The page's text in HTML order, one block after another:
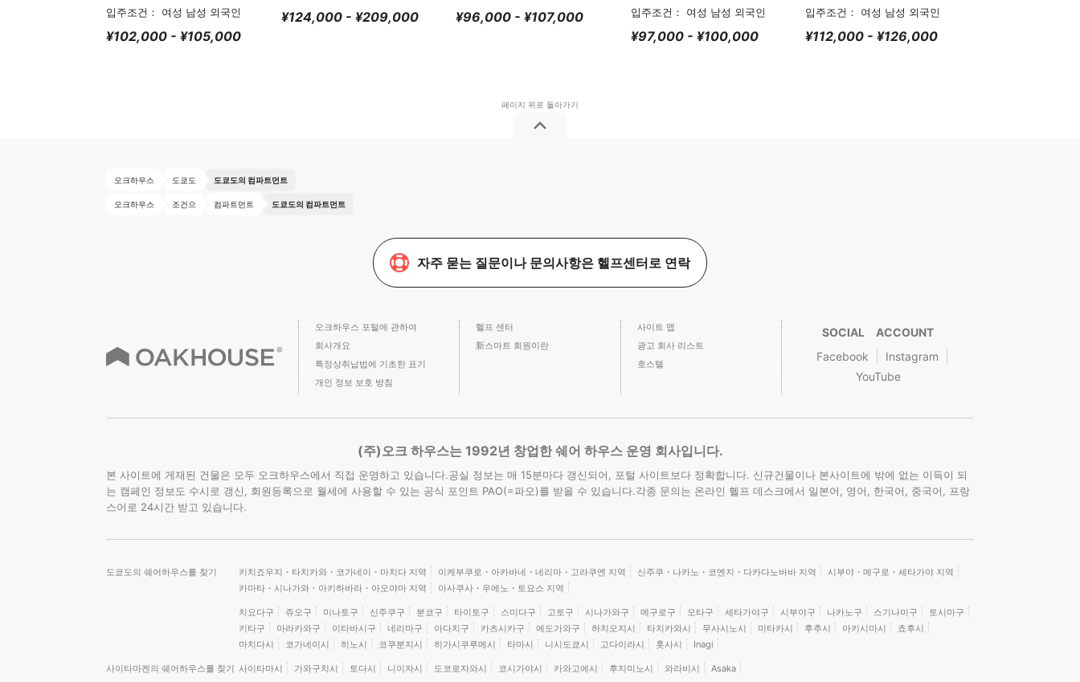
입주조건： 여성 남성 외국인
¥102,000 - ¥105,000
¥124,000 - ¥209,000 ¥96,000 - ¥107,000 입주조건： 여성 남성 외국인
¥97,000 - ¥100,000
입주조건： 여성 남성 외국인
¥112,000 - ¥126,000
오크하우스 도쿄도 도쿄도의 컴파트먼트
오크하우스 조건으 컴파트먼트 도쿄도의 컴파트먼트
자주 묻는 질문이나 문의사항은 헬프센터로 연락
오크하우스 포털에 관하여
회사개요
특정상취납법에 기초한 표기
개인 정보 보호 방침
헬프 센터
新스마트 회원이란
사이트 맵
광고 회사 리스트
호스텔
SOCIAL ACCOUNT
Facebook
Instagram
YouTube
(주)오크 하우스는 1992년 창업한 쉐어 하우스 운영 회사입니다.
본 사이트에 게재된 건물은 모두 오크하우스에서 직접 운영하고 있습니다.공실 정보는 매 15분마다 갱신되어, 포털 사이트보다 정확합니다. 신규건물이나 본사이트에 밖에 없는 이득이 되
는 캠페인 정보도 수시로 갱신, 회원등록으로 월세에 사용할 수 있는 공식 포인트 PAO(=파오)를 받을 수 있습니다.각종 문의는 온라인 헬프 데스크에서 일본어, 영어, 한국어, 중국어, 프랑
스어로 24시간 받고 있습니다.
도쿄도의 쉐어하우스를 찾기 키치죠우지・타치카와・코가네이・마치다 지역 이케부쿠로・아카바네・네리마・고라쿠엔 지역 신주쿠・나카노・코엔지・다카다노바바 지역
시부야・메구로・세타가야 지역
카마타・시나가와・아키하바라・아오야마 지역
아사쿠사・우에노・토요스 지역
치요다구 쥬오구 미나토구 신주쿠구 분쿄구 타이토구 스미다구 고토구 시나가와구 메구로구 오타구 세타가야구 시부야구 나카노구 스기나미구
토시마구
키타구
아라카와구 이타바시구 네리마구 아다치구 카츠시카구 에도가와구 하치오지시 타치카와시 무사시노시 미타카시 후추시 아키시마시
쵸후시
마치다시
코가네이시 히노시 코쿠분지시 히가시쿠루메시 타마시 니시도쿄시 고다이라시 훗사시 Inagi
사이타마켄의 쉐어하우스를 찾기 사이타마시 가와구치시 토다시 니이자시 도코로자와시 코시가야시 카와고에시 후지미노시 와라비시 Asaka